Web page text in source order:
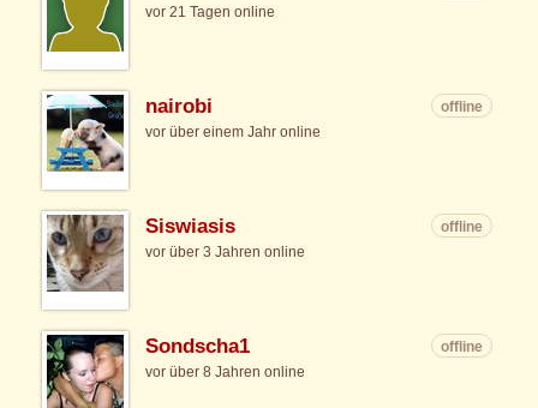
vor 21 Tagen online
nairobi
offline
vor über einem Jahr online
Siswiasis
offline
vor über 3 Jahren online
Sondscha1
offline
vor über 8 Jahren online